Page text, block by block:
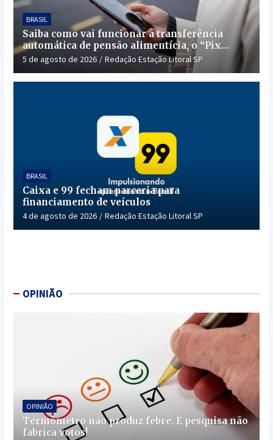
BRASIL
Saiba como vai funcionar a transferência
automática de pensão alimentícia, o “Pix
Pensão”
5 de agosto de 2026 Redação Estação Litoral SP
BRASIL
Caixa e 99 fecham parceria para
financiamento de veículos
4 de agosto de 2026 Redação Estação Litoral SP
OPINIÃO
OPINIÃO
Termômetro não produz febre. E pesquisa não
fabrica votos!